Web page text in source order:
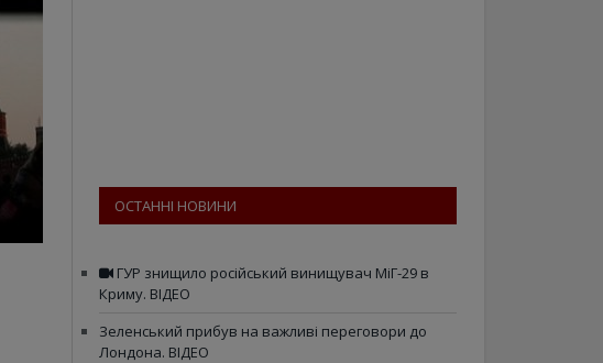
ОСТАННІ НОВИНИ
ГУР знищило російський винищувач МіГ-29 в
Криму. ВІДЕО
Зеленський прибув на важливі переговори до
Лондона. ВІДЕО